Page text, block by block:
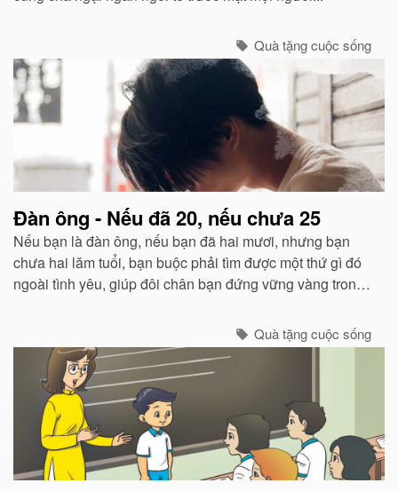
Quà tặng cuộc sống
Đàn ông - Nếu đã 20, nếu chưa 25
Nếu bạn là đàn ông, nếu bạn đã hai mươi, nhưng bạn
chưa hai lăm tuổi, bạn buộc phải tìm được một thứ gì đó
ngoài tình yêu, giúp đôi chân bạn đứng vững vàng trong
Quà tặng cuộc sống